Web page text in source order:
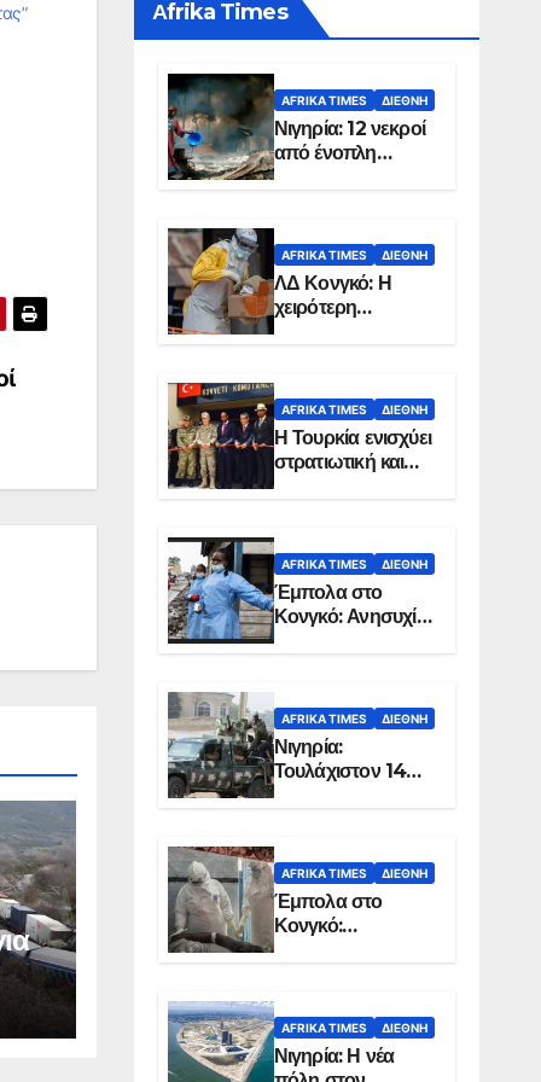
Αfrika Times
AFRIKA TIMES ΔΙΕΘΝΉ
Νιγηρία: 12 νεκροί
από ένοπλη
επίθεση σε χωριό
AFRIKA TIMES ΔΙΕΘΝΉ
ΛΔ Κονγκό: Η
χειρότερη
επιδημία Έμπολα
χώρας
AFRIKA TIMES ΔΙΕΘΝΉ
Η Τουρκία ενισχύει
στρατιωτική και
ενεργειακή
Σομαλία
AFRIKA TIMES ΔΙΕΘΝΉ
Έμπολα στο
Κονγκό: Ανησυχία
για τη μεγάλη
AFRIKA TIMES ΔΙΕΘΝΉ
Νιγηρία:
Τουλάχιστον 14
νεκροί από
στην Οτούκπο
AFRIKA TIMES ΔΙΕΘΝΉ
Έμπολα στο
Κονγκό:
Ξεπέρασαν τους
AFRIKA TIMES ΔΙΕΘΝΉ
Νιγηρία: Η νέα